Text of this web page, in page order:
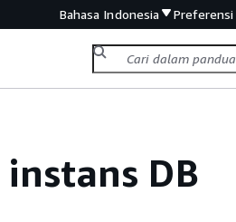
Bahasa Indonesia Preferensi
DB